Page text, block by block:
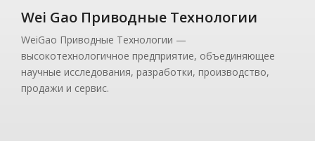
Wei Gao Приводные Технологии
WeiGao Приводные Технологии —
высокотехнологичное предприятие, объединяющее
научные исследования, разработки, производство,
продажи и сервис.